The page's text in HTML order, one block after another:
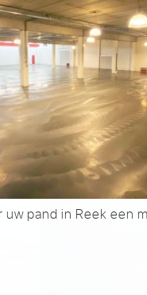
pand in Reek een